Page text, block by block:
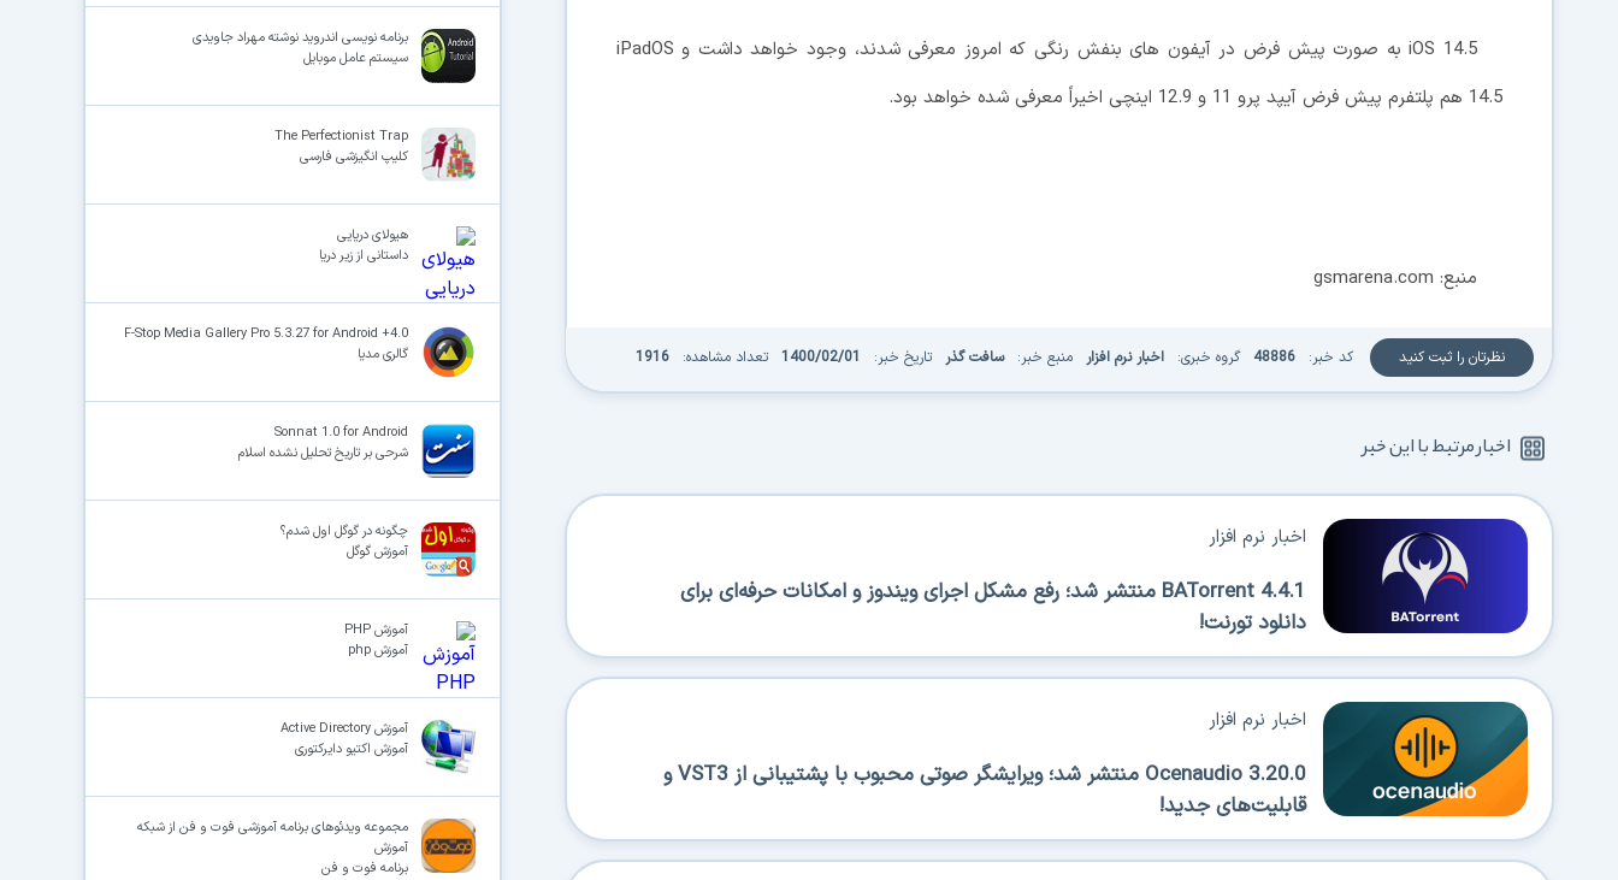
iOS 14.5 به صورت پیش فرض در آیفون های بنفش رنگی که امروز معرفی شدند، وجود خواهد داشت و iPadOS
14.5 هم پلتفرم پیش فرض آیپد پرو 11 و 12.9 اینچی اخیراً معرفی شده خواهد بود.
منبع: gsmarena.com
نظرتان را ثبت کنید کد خبر: 48886 گروه خبری: اخبار نرم افزار منبع خبر: سافت گذر تاریخ خبر: 1400/02/01 تعداد مشاهده: 1916
اخبار مرتبط با این خبر
BATorrent 4.4.1 منتشر شد؛ رفع مشکل اجرای ویندوز و امکانات حرفه‌ای برای
دانلود تورنت!
اخبار نرم افزار
Ocenaudio 3.20.0 منتشر شد؛ ویرایشگر صوتی محبوب با پشتیبانی از VST3 و
قابلیت‌های جدید!
اخبار نرم افزار
برنامه نویسی اندروید نوشته‌ مهراد جاویدی
سیستم عامل موبایل
The Perfectionist Trap
کلیپ انگیزشی فارسی
هیولای دریایی
داستانی از زیر دریا
F-Stop Media Gallery Pro 5.3.27 for Android +4.0
گالری مدیا
Sonnat 1.0 for Android
شرحی بر تاریخ تحلیل نشده اسلام
چگونه در گوگل اول شدم؟
آموزش گوگل
آموزش PHP
آموزش php
آموزش Active Directory
آموزش اکتیو دایرکتوری
مجموعه ویدئوهای برنامه آموزشی فوت و فن از شبکه
آموزش
برنامه فوت و فن